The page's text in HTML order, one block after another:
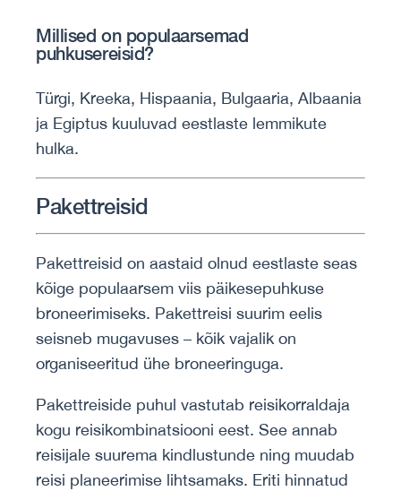
Millised on populaarsemad
puhkusereisid?
Türgi, Kreeka, Hispaania, Bulgaaria, Albaania
ja Egiptus kuuluvad eestlaste lemmikute
hulka.
Pakettreisid
Pakettreisid on aastaid olnud eestlaste seas
kõige populaarsem viis päikesepuhkuse
broneerimiseks. Pakettreisi suurim eelis
seisneb mugavuses – kõik vajalik on
organiseeritud ühe broneeringuga.
Pakettreiside puhul vastutab reisikorraldaja
kogu reisikombinatsiooni eest. See annab
reisijale suurema kindlustunde ning muudab
reisi planeerimise lihtsamaks. Eriti hinnatud